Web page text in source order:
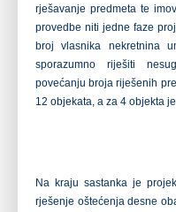
rješavanje predmeta te
provedbe niti jedne faze
broj vlasnika nekretnina
sporazumno riješiti
povećanju brojariješenih
12 objekata, a za 4 objekta
Na kraju sastanka je
rješenje oštećenja desne